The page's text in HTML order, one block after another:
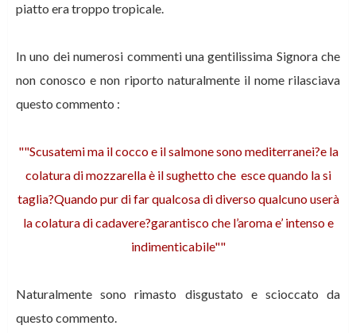
piatto era troppo tropicale.
In uno dei numerosi commenti una gentilissima Signora che
non conosco e non riporto naturalmente il nome rilasciava
questo commento :
""Scusatemi ma il cocco e il salmone sono mediterranei?e la
colatura di mozzarella è il sughetto che esce quando la si
taglia?Quando pur di far qualcosa di diverso qualcuno userà
la colatura di cadavere?garantisco che l’aroma e’ intenso e
indimenticabile""
Naturalmente sono rimasto disgustato e scioccato da
questo commento.